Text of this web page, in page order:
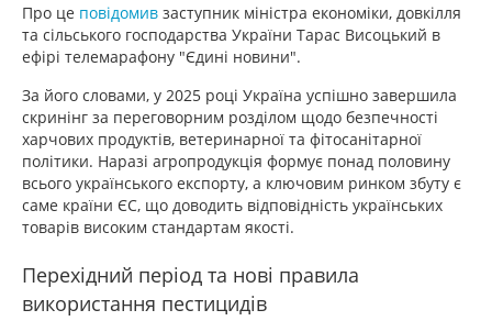
Про це повідомив заступник міністра економіки, довкілля
та сільського господарства України Тарас Висоцький в
ефірі телемарафону "Єдині новини".
За його словами, у 2025 році Україна успішно завершила
скринінг за переговорним розділом щодо безпечності
харчових продуктів, ветеринарної та фітосанітарної
політики. Наразі агропродукція формує понад половину
всього українського експорту, а ключовим ринком збуту є
саме країни ЄС, що доводить відповідність українських
товарів високим стандартам якості.
Перехідний період та нові правила
використання пестицидів